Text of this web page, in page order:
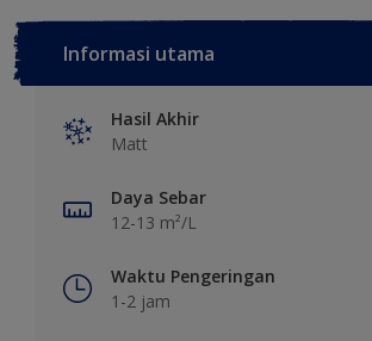
Informasi utama
Hasil Akhir
Matt
Daya Sebar
12-13 m²/L
Waktu Pengeringan
1-2 jam